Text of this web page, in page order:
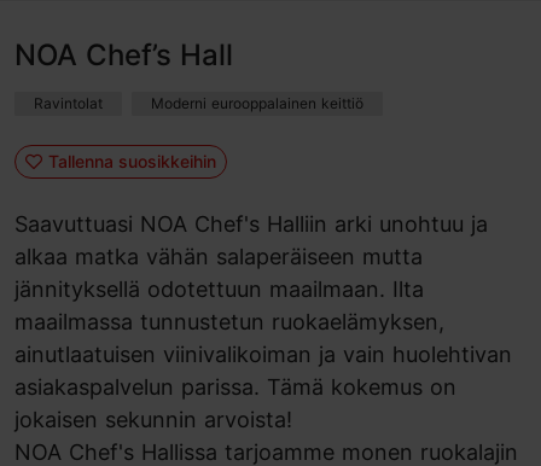
NOA Chef’s Hall
Ravintolat Moderni eurooppalainen keittiö
Tallenna suosikkeihin
Saavuttuasi NOA Chef's Halliin arki unohtuu ja
alkaa matka vähän salaperäiseen mutta
jännityksellä odotettuun maailmaan. Ilta
maailmassa tunnustetun ruokaelämyksen,
ainutlaatuisen viinivalikoiman ja vain huolehtivan
asiakaspalvelun parissa. Tämä kokemus on
jokaisen sekunnin arvoista!
NOA Chef's Hallissa tarjoamme monen ruokalajin